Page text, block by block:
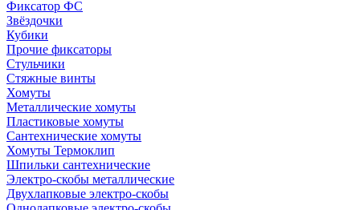
Фиксатор ФС
Звёздочки
Кубики
Прочие фиксаторы
Стульчики
Стяжные винты
Хомуты
Металлические хомуты
Пластиковые хомуты
Сантехнические хомуты
Хомуты Термоклип
Шпильки сантехнические
Электро-скобы металлические
Двухлапковые электро-скобы